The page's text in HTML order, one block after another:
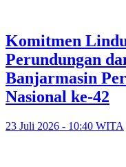
Komitmen
Perundungan
Banjarmasin
Nasional ke-42
23 Juli 2026 - 10:40 WITA